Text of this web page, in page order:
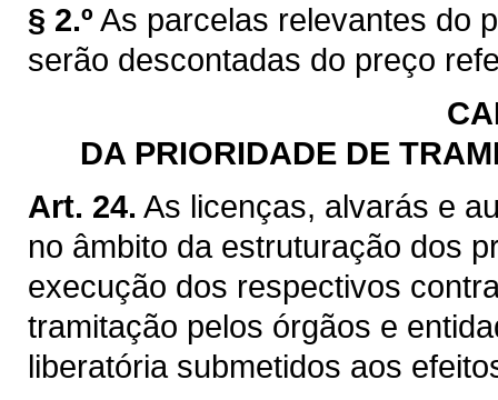
§ 2.º As parcelas relevantes do
serão descontadas do preço
DA PRIORIDADE DE
Art. 24. As licenças, alvarás e
no âmbito da estruturação dos
execução dos respectivos
tramitação pelos órgãos e
liberatória submetidos aos